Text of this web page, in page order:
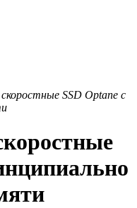
SSD Optane с